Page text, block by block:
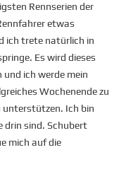
Rennserien der
etwas
ich trete natürlich in
Es wird dieses
und ich werde mein
Wochenende zu
unterstützen. Ich bin
drin sind. Schubert
mich auf die